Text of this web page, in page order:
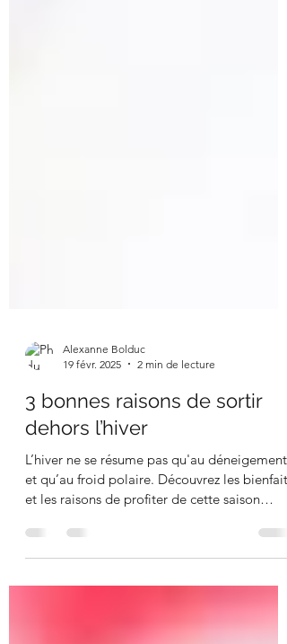
19 févr. 2025
2 min de lecture
3 bonnes raisons de sortir
dehors l’hiver
L’hiver ne se résume pas qu'au déneigement
et les raisons de profiter de cette saison
froide